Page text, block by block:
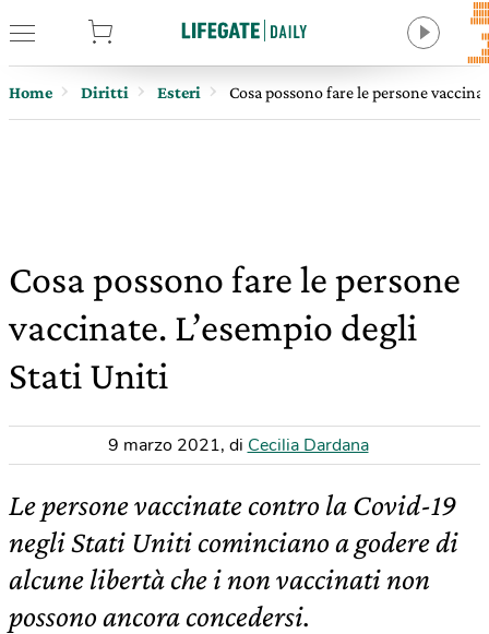
Home Diritti Esteri Cosa possono fare le persone
Cosa possono fare le persone
vaccinate. L’esempio degli
Stati Uniti
9 marzo 2021, di Cecilia Dardana
Le persone vaccinate contro la Covid-19
negli Stati Uniti cominciano a godere di
alcune libertà che i non vaccinati non
possono ancora concedersi.